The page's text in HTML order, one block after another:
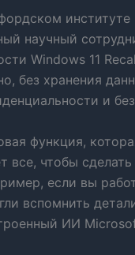
институте
научный
Windows 11
без хранения
и
функция,
все, чтобы
если вы
вспомнить
ИИ